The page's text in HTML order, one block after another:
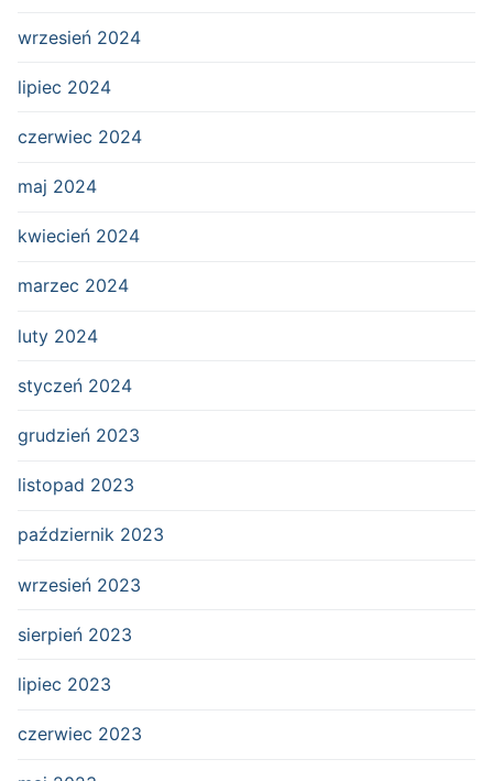
wrzesień 2024
lipiec 2024
czerwiec 2024
maj 2024
kwiecień 2024
marzec 2024
luty 2024
styczeń 2024
grudzień 2023
listopad 2023
październik 2023
wrzesień 2023
sierpień 2023
lipiec 2023
czerwiec 2023